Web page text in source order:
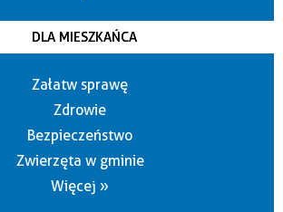
DLA MIESZKAŃCA
Załatw sprawę
Zdrowie
Bezpieczeństwo
Zwierzęta w gminie
Więcej »